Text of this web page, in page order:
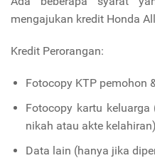
mengajukan kredit Honda
Kredit Perorangan:
Fotocopy KTP pemohon
Fotocopy kartu
nikah atau akte kelahiran)
Data lain (hanya jika